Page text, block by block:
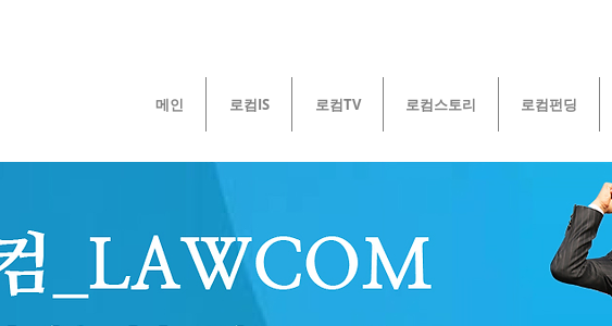
메인 로컴IS 로컴TV 로컴스토리 로컴펀딩